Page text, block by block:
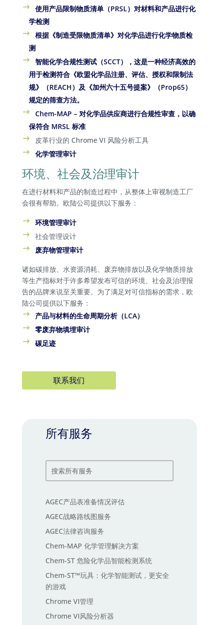
使用产品限制物质清单（PRSL）对材料和产品进行化
学检测
根据《制造受限物质清单》对化学品进行化学物质检
测
智能化学合规性测试（SCCT），这是一种经济高效的
用于检测符合《欧盟化学品注册、评估、授权和限制法
规》（REACH）及《加州六十五号提案》（Prop65）
规定的筛查方法。
Chem-MAP – 对化学品供应商进行合规性审查，以确
保符合 MRSL 标准
皮革行业的 Chrome VI 风险分析工具
化学管理审计
环境、社会及治理审计
在进行材料和产品的制造过程中，从整体上审视制造工厂
会很有帮助。欧陆公司提供以下服务：
环境管理审计
社会管理设计
废弃物管理审计
诸如碳排放、水资源消耗、废弃物排放以及化学物质排放
等生产指标对于许多希望发布可信的环境、社会及治理报
告的品牌来说至关重要。为了满足对可信指标的需求，欧
陆公司提供以下服务：
产品与材料的生命周期分析（LCA）
零废弃物填埋审计
碳足迹
联系我们
所有服务
AGEC产品表准备情况评估
AGEC战略路线图服务
AGEC法律咨询服务
Chem-MAP 化学管理解决方案
Chem-ST 危险化学品智能检测系统
Chem-ST™玩具：化学智能测试，更安全
的游戏
Chrome VI管理
Chrome VI风险分析器